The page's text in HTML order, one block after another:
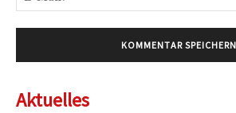
Aktuelles